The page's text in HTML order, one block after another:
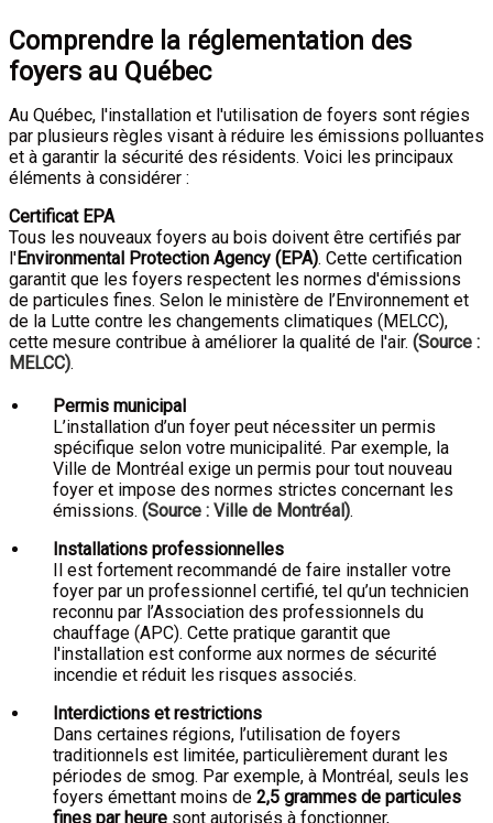
Comprendre la réglementation des
foyers au Québec
Au Québec, l'installation et l'utilisation de foyers sont régies
par plusieurs règles visant à réduire les émissions polluantes
et à garantir la sécurité des résidents. Voici les principaux
éléments à considérer :
Certificat EPA
Tous les nouveaux foyers au bois doivent être certifiés par
l'Environmental Protection Agency (EPA). Cette certification
garantit que les foyers respectent les normes d'émissions
de particules fines. Selon le ministère de l’Environnement et
de la Lutte contre les changements climatiques (MELCC),
cette mesure contribue à améliorer la qualité de l'air. (Source :
MELCC).
Permis municipal
L’installation d’un foyer peut nécessiter un permis
spécifique selon votre municipalité. Par exemple, la
Ville de Montréal exige un permis pour tout nouveau
foyer et impose des normes strictes concernant les
émissions. (Source : Ville de Montréal).
Installations professionnelles
Il est fortement recommandé de faire installer votre
foyer par un professionnel certifié, tel qu’un technicien
reconnu par l’Association des professionnels du
chauffage (APC). Cette pratique garantit que
l'installation est conforme aux normes de sécurité
incendie et réduit les risques associés.
Interdictions et restrictions
Dans certaines régions, l’utilisation de foyers
traditionnels est limitée, particulièrement durant les
périodes de smog. Par exemple, à Montréal, seuls les
foyers émettant moins de 2,5 grammes de particules
fines par heure sont autorisés à fonctionner,